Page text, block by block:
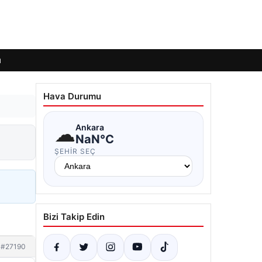
#27190
Hava Durumu
☁Ankara
NaN°C
ŞEHIR SEÇ
Bizi Takip Edin